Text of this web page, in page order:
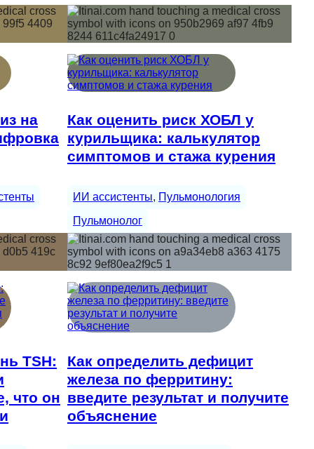
на
Как оценить риск ХОБЛ у
курильщика: калькулятор
симптомов и стажа курения
ИИ ассистенты, Пульмонология
Пульмонолог
TSH:
что он
Как определить дефицит
железа по ферритину:
введите результат и получите
объяснение